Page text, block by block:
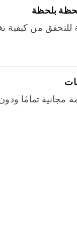
بلحظة
للتحقق من كيفية
مجانية تمامًا